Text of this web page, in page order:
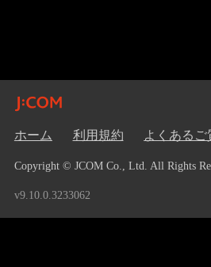
ホーム 利用規約 よくあるご
Copyright © JCOM Co., Ltd. All Rights
v9.10.0.3233062